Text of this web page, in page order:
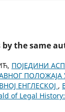
the same
ПОЈЕДИНИ
ПОЛОЖАЈА
ЕНГЛЕСКОЈ ,
of Legal